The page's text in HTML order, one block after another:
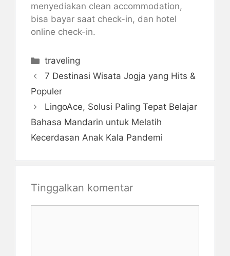
menyediakan clean accommodation,
bisa bayar saat check-in, dan hotel
online check-in.
Kategori
traveling
7 Destinasi Wisata Jogja yang Hits &
Populer
LingoAce, Solusi Paling Tepat Belajar
Bahasa Mandarin untuk Melatih
Kecerdasan Anak Kala Pandemi
Tinggalkan komentar